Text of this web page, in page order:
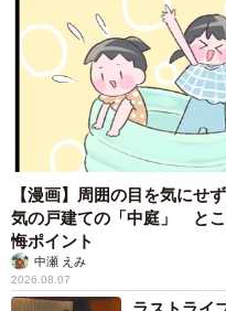
【漫画】周囲の目を気にせ
気の戸建ての「中庭」 と
悔ポイント
中瀬 えみ
2026.08.07